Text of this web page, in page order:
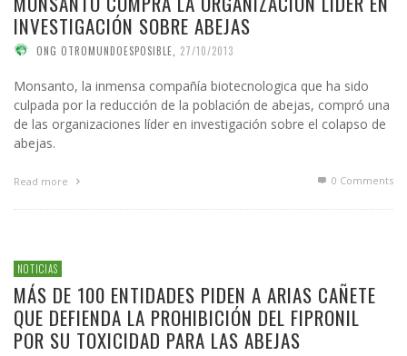
INVESTIGACIÓN SOBRE ABEJAS
ONG OTROMUNDOESPOSIBLE, 27/10/2013
Monsanto, la inmensa compañía biotecnologica que ha sido
culpada por la reducción de la población de abejas, compró una
de las organizaciones líder en investigación sobre el colapso de
abejas.
Read more 0 Comments
NOTICIAS
MÁS DE 100 ENTIDADES PIDEN A ARIAS CAÑETE
QUE DEFIENDA LA PROHIBICIÓN DEL FIPRONIL
POR SU TOXICIDAD PARA LAS ABEJAS